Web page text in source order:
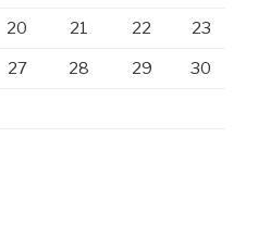
20 21 22 23
27 28 29 30